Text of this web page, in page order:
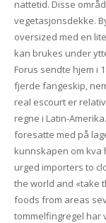
nattetid. Disse
vegetasjonsdekke.
oversized med en
kan brukes under
Forus sendte hjem i
fjerde fangeskip,
real escourt er
regne i Latin-
foresatte med på
kunnskapen om kva
urged importers to
the world and «take
foods from areas
tommelfingregel har